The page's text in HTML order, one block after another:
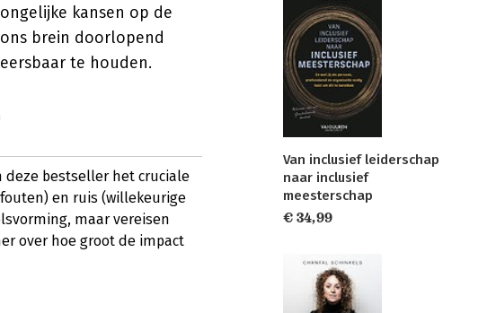
kansen op de
brein doorlopend
te houden.
deze bestseller het cruciale
en ruis (willekeurige
maar vereisen
over hoe groot de impact
Van inclusief leiderschap
naar inclusief
meesterschap
€ 34,99